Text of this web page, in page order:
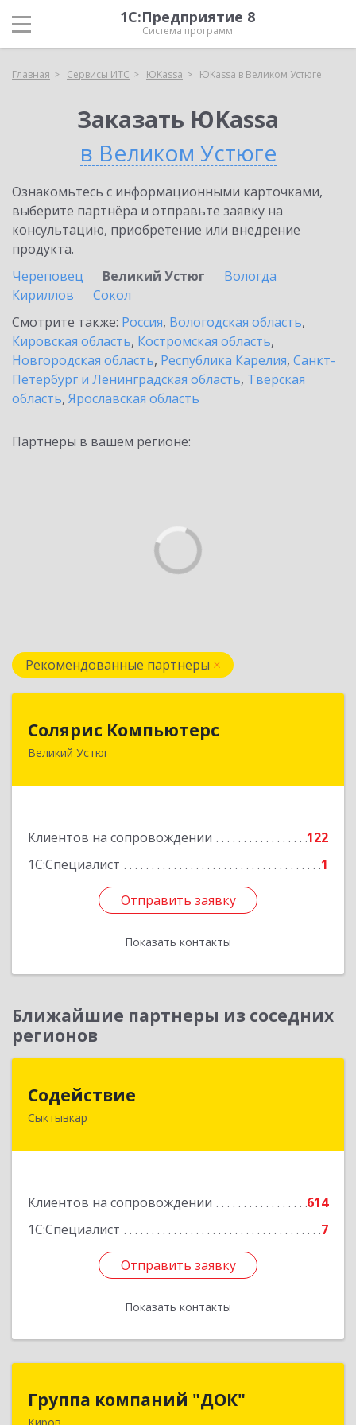
1С:Предприятие 8
Система программ
Главная Сервисы ИТС ЮKassa ЮKassa в Великом Устюге
Заказать ЮKassa
в Великом Устюге
Ознакомьтесь с информационными карточками,
выберите партнёра и отправьте заявку на
консультацию, приобретение или внедрение
продукта.
Череповец
Великий Устюг
Вологда
Кириллов
Сокол
Смотрите также: Россия, Вологодская область,
Кировская область, Костромская область,
Новгородская область, Республика Карелия, Санкт-
Петербург и Ленинградская область, Тверская
область, Ярославская область
Партнеры в вашем регионе:
Рекомендованные партнеры
Солярис Компьютерс
Великий Устюг
Клиентов на сопровождении
122
1С:Специалист
1
Отправить заявку
Показать контакты
162390, Вологодская обл, Великий Устюг г,
Отправить заявку
Назад
Ближайшие партнеры из соседних
регионов
Содействие
Сыктывкар
Клиентов на сопровождении
614
1С:Специалист
7
Отправить заявку
Показать контакты
167004, Коми Респ, Сыктывкар г, Первомайская
Отправить заявку
Назад
Группа компаний "ДОК"
Киров
Группа компаний "ДОК"